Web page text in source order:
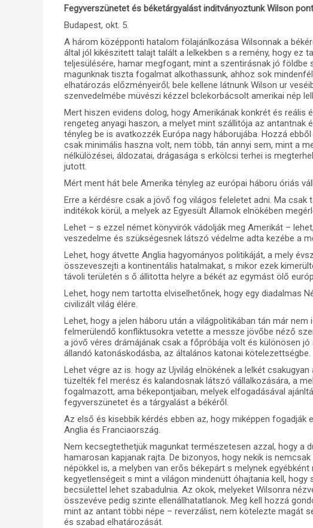
Fegyverszünetet és béketárgyalást inditványoztunk Wilson
Budapest, okt. 5.
A három középponti hatalom fölajánlkozása Wilsonnak a
által jól kikészitett talajt talált a lelkekben s a remény, hogy ez
teljesülésére, hamar megfogant, mint a szentirásnak jó
magunknak tiszta fogalmat alkothassunk, ahhoz sok
elhatározás előzményeiről; bele kellene látnunk Wilson ur
szenvedelmébe müvészi kézzel bclekorbácsolt amerikai nép
Mert hiszen evidens dolog, hogy Amerikának konkrét és reális
rengeteg anyagi haszon, a melyet mint szállitója az antantnak
tényleg be is avatkozzék Európa nagy háborujába. Hozzá
csak minimális haszna volt, nem több, tán annyi sem, mint a
nélkülözései, áldozatai, drágasága s erkölcsi terhei is
jutott.
Mért ment hát bele Amerika tényleg az európai háboru óriás
Erre a kérdésre csak a jövő fog világos feleletet adni. Ma csak
inditékok körül, a melyek az Egyesült Államok elnökében
Lehet – s ezzel német könyvirók vádolják meg Amerikát –
veszedelme és szükségesnek látszó védelme adta kezébe a
Lehet, hogy átvette Anglia hagyományos politikáját, a mely
összeveszejti a kontinentális hatalmakat, s mikor ezek
távoli területén s ő állitotta helyre a békét az egymást ölő
Lehet, hogy nem tartotta elviselhetőnek, hogy egy diadalmas
civilizált világ élére.
Lehet, hogy a jelen háboru után a világpolitikában tán már
felmerülendő konfliktusokra vetette a messze jövőbe néző
a jövő véres drámájának csak a főpróbája volt és különösen
állandó katonáskodásba, az általános katonai kötelezettségbe.
Lehet végre az is. hogy az Ujvilág elnökének a lelkét
tüzelték fel merész és kalandosnak látszó vállalkozására, a
fogalmazott, ama békepontjaiban, melyek elfogadásával
fegyverszünetet és a tárgyalást a békéről.
Az első és kisebbik kérdés ebben az, hogy miképpen
Anglia és Franciaország.
Nem kecsegtethetjük magunkat természetesen azzal, hogy a
hamarosan kapjanak rajta. De bizonyos, hogy nekik is
népökkel is, a melyben van erős békepárt s melynek
kegyetlenségeit s mint a világon mindenütt óhajtania kell,
becsülettel lehet szabadulnia. Az okok, melyeket Wilsonra
összevéve pedig szinte ellenállhatatlanok. Meg kell hozzá
mint az antant többi népe – reverzálist, nem kötelezte magát
és szabad elhatározását.